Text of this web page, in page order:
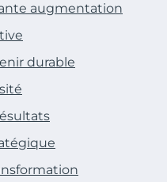
augmentation
durable